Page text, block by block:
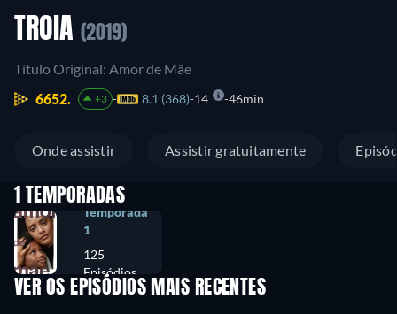
TROIA (2019)
Título Original: Amor de Mãe
6652.
+3 8.1 (368) 14 46min
Onde assistir Assistir gratuitamente
1 TEMPORADAS
Temporada
1
125
Episódios
VER OS EPISÓDIOS MAIS RECENTES